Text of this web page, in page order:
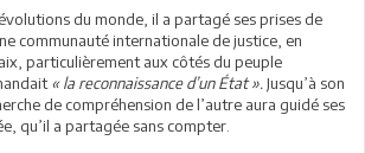
du monde, il a partagé ses prises de
communauté internationale de justice, en
particulièrement aux côtés du peuple
« la reconnaissance d’un État ». Jusqu’à son
de compréhension de l’autre aura guidé ses
qu’il a partagée sans compter.